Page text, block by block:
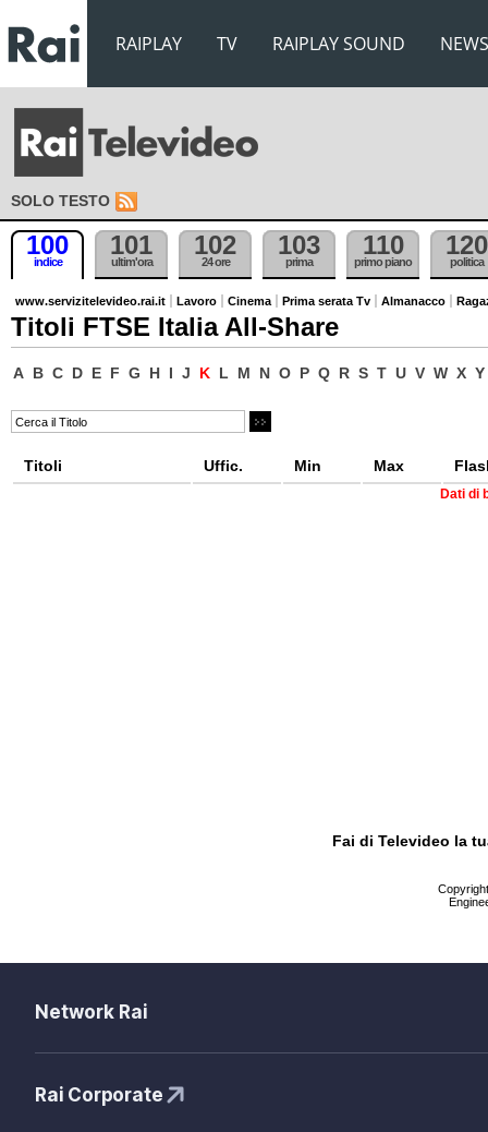
RAIPLAY TV RAIPLAY SOUND NEWS
SOLO TESTO
100
indice
101
ultim'ora
102
24 ore
103
prima
110
primo piano
120
politica
www.servizitelevideo.rai.it Lavoro Cinema Prima serata Tv Almanacco
Titoli FTSE Italia All-Share
A B C D E F G H I J K L M N O P Q R S T U V W X Y
Titoli Uffic. Min Max
Dati di
Fai di Televideo la